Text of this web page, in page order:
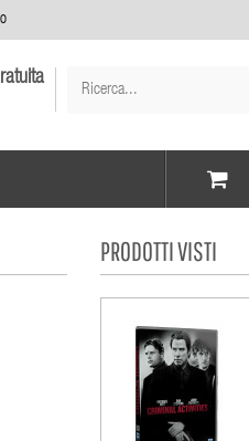
Elementi -
PRODOTTI VISTI